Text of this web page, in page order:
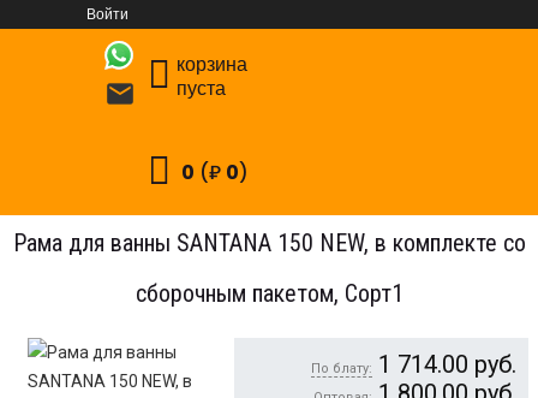
Войти

корзина
пуста
0 (₽ 0)
Ванны и сопутствующие товары
Рама для ванны SANTANA 150 NEW, в комплекте со сборочным
пакетом, Сорт1
Рама для ванны SANTANA 150 NEW, в комплекте со
сборочным пакетом, Сорт1
По блату: 1 714.00 руб.